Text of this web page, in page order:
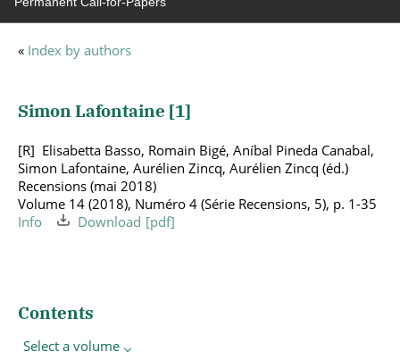
« Index by authors
Simon Lafontaine [1]
Elisabetta Basso, Romain Bigé, Aníbal Pineda Canabal,
Simon Lafontaine, Aurélien Zincq, Aurélien Zincq (éd.)
Recensions (mai 2018)
Volume 14 (2018), Numéro 4 (Série Recensions, 5), p. 1-35
Info
Download
Contents
Select a volume